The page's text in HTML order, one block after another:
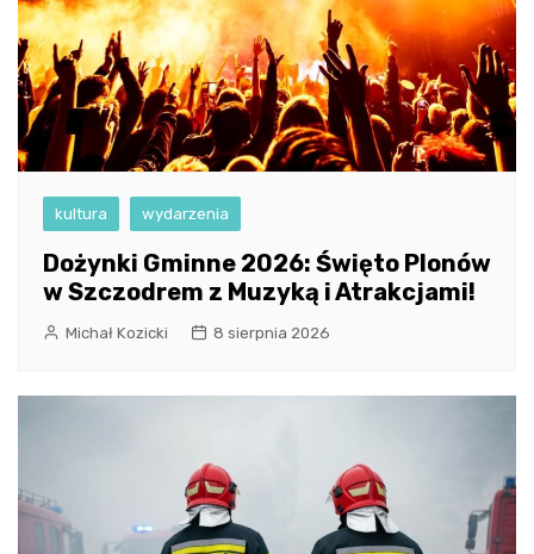
kultura wydarzenia
Dożynki Gminne 2026: Święto Plonów
w Szczodrem z Muzyką i Atrakcjami!
Michał Kozicki 8 sierpnia 2026